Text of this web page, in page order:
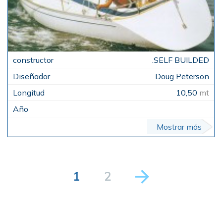
.SELF BUILDED
Doug Peterson
10,50 mt
Mostrar más
1 2